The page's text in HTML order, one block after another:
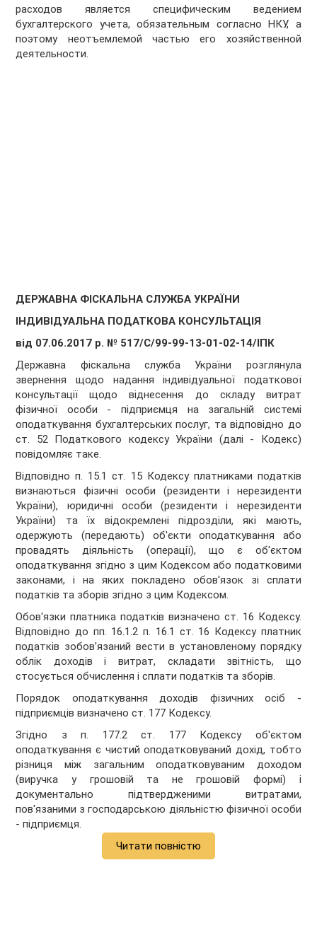
расходов является специфическим ведением
бухгалтерского учета, обязательным согласно НКУ, а
поэтому неотъемлемой частью его хозяйственной
деятельности.
ДЕРЖАВНА ФІСКАЛЬНА СЛУЖБА УКРАЇНИ
ІНДИВІДУАЛЬНА ПОДАТКОВА КОНСУЛЬТАЦІЯ
від 07.06.2017 р. № 517/С/99-99-13-01-02-14/ІПК
Державна фіскальна служба України розглянула
звернення щодо надання індивідуальної податкової
консультації щодо віднесення до складу витрат
фізичної особи - підприємця на загальній системі
оподаткування бухгалтерських послуг, та відповідно до
ст. 52 Податкового кодексу України (далі - Кодекс)
повідомляє таке.
Відповідно п. 15.1 ст. 15 Кодексу платниками податків
визнаються фізичні особи (резиденти і нерезиденти
України), юридичні особи (резиденти і нерезиденти
України) та їх відокремлені підрозділи, які мають,
одержують (передають) об'єкти оподаткування або
провадять діяльність (операції), що є об'єктом
оподаткування згідно з цим Кодексом або податковими
законами, і на яких покладено обов'язок зі сплати
податків та зборів згідно з цим Кодексом.
Обов'язки платника податків визначено ст. 16 Кодексу.
Відповідно до пп. 16.1.2 п. 16.1 ст. 16 Кодексу платник
податків зобов'язаний вести в установленому порядку
облік доходів і витрат, складати звітність, що
стосується обчислення і сплати податків та зборів.
Порядок оподаткування доходів фізичних осіб -
підприємців визначено ст. 177 Кодексу.
Згідно з п. 177.2 ст. 177 Кодексу об'єктом
оподаткування є чистий оподатковуваний дохід, тобто
різниця між загальним оподатковуваним доходом
(виручка у грошовій та не грошовій формі) і
документально підтвердженими витратами,
пов'язаними з господарською діяльністю фізичної особи
- підприємця.
Читати повністю